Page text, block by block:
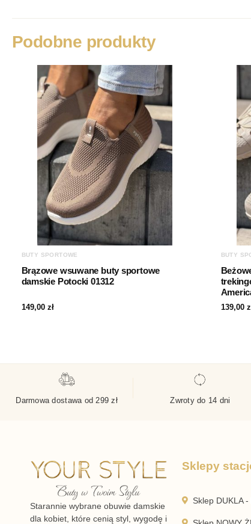
Podobne produkty
BUTY SPORTOWE
Brązowe wsuwane buty sportowe
damskie Potocki 01312
149,00 zł
BUTY
139,00
Darmowa dostawa od 299 zł Zwroty do 14 dni
Starannie wybrane obuwie damskie
dla kobiet, które cenią styl, wygodę i
Sklepy
Sklep DUKLA